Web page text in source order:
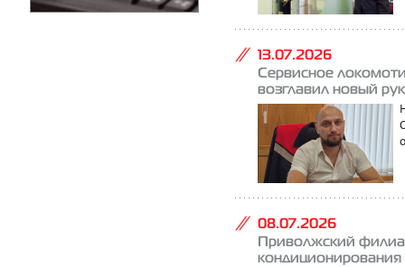
13.07.2026
Сервисное
возглавил новый
08.07.2026
Приволжский